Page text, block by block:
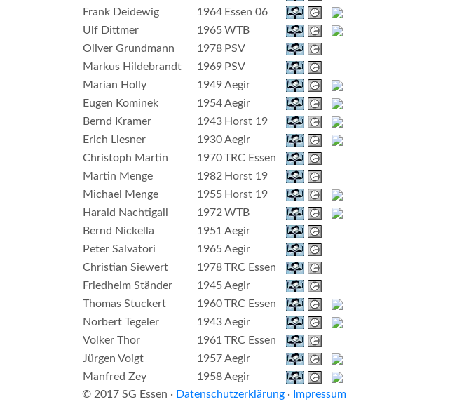
Frank Deidewig
1964 Essen 06
Ulf Dittmer
1965 WTB
Oliver Grundmann
1978 PSV
Markus Hildebrandt
1969 PSV
Marian Holly
1949 Aegir
Eugen Kominek
1954 Aegir
Bernd Kramer
1943 Horst 19
Erich Liesner
1930 Aegir
Christoph Martin
1970 TRC Essen
Martin Menge
1982 Horst 19
Michael Menge
1955 Horst 19
Harald Nachtigall
1972 WTB
Bernd Nickella
1951 Aegir
Peter Salvatori
1965 Aegir
Christian Siewert
1978 TRC Essen
Friedhelm Ständer
1945 Aegir
Thomas Stuckert
1960 TRC Essen
Norbert Tegeler
1943 Aegir
Volker Thor
1961 TRC Essen
Jürgen Voigt
1957 Aegir
Manfred Zey
1958 Aegir
© 2017 SG Essen · Datenschutzerklärung · Impressum